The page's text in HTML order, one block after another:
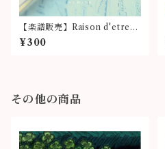
【楽譜販売】Raison d'etre
（メロディーコード譜）
¥300
その他の商品